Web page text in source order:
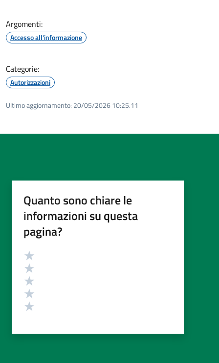
Argomenti:
Accesso all'informazione
Categorie:
Autorizzazioni
Ultimo aggiornamento: 20/05/2026 10:25.11
Quanto sono chiare le
informazioni su questa
pagina?
Valutazione